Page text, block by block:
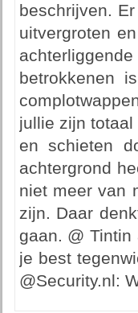
beschrijven.
uitvergroten
betrokkenen
jullie zijn
en schieten
achtergrond
niet meer van
zijn. Daar
gaan. @
je best
@Security.nl: